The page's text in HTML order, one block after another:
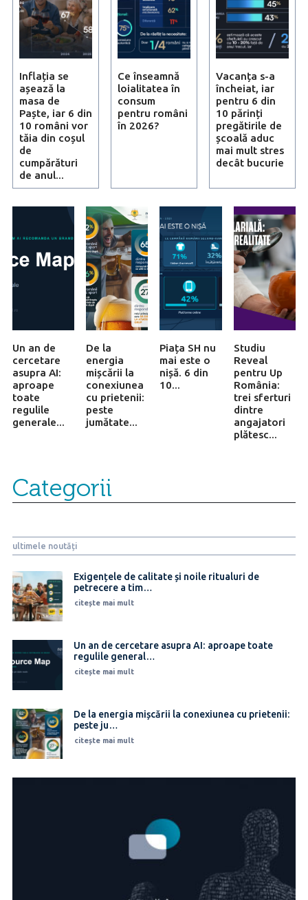
Inflația se
așează la
masa de
Paște, iar 6 din
10 români vor
tăia din coșul
de
cumpărături
de anul...
Ce înseamnă
loialitatea în
consum
pentru români
în 2026?
Vacanța s-a
încheiat, iar
pentru 6 din
10 părinți
pregătirile de
școală aduc
mai mult stres
decât bucurie
Un an de
cercetare
asupra AI:
aproape
toate
regulile
generale...
De la
energia
mișcării la
conexiunea
cu prietenii:
peste
jumătate...
Piața SH nu
mai este o
nișă. 6 din
10...
Studiu
Reveal
pentru Up
România:
trei sferturi
dintre
angajatori
plătesc...
Categorii
ultimele noutăți
Exigențele de calitate și noile ritualuri de
petrecere a tim…
citește mai mult
Un an de cercetare asupra AI: aproape toate
regulile general…
citește mai mult
De la energia mișcării la conexiunea cu prietenii:
peste ju…
citește mai mult